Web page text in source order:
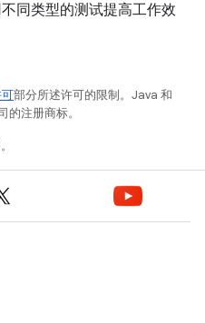
同类型的测试提高工作效
部分所述许可的限制。Java 和
注册商标。